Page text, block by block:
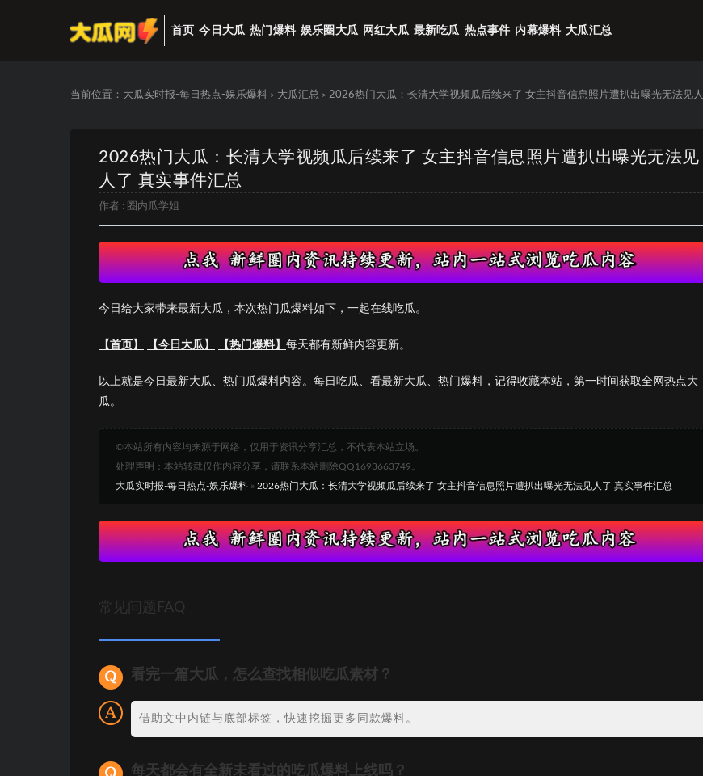
首页 今日大瓜 热门爆料 娱乐圈大瓜 网红大瓜 最新吃瓜 热点事件 内幕爆料 大瓜汇总
当前位置： 大瓜实时报-每日热点-娱乐爆料 > 大瓜汇总 > 2026热门大瓜：长清大学视频瓜后续来了 女主抖音信息照片遭扒出曝光无法见
2026热门大瓜：长清大学视频瓜后续来了 女主抖音信息照片遭扒出曝光无法见
人了 真实事件汇总
作者 : 圈内瓜学姐
今日给大家带来最新大瓜，本次热门瓜爆料如下，一起在线吃瓜。
【首页】 【今日大瓜】 【热门爆料】 每天都有新鲜内容更新。
以上就是今日最新大瓜、热门瓜爆料内容。每日吃瓜、看最新大瓜、热门爆料，记得收藏本站，第一时间获取全网热点大
瓜。
©本站所有内容均来源于网络，仅用于资讯分享汇总，不代表本站立场。
处理声明：本站转载仅作内容分享，请联系本站删除QQ1693663749。
大瓜实时报-每日热点-娱乐爆料 » 2026热门大瓜：长清大学视频瓜后续来了 女主抖音信息照片遭扒出曝光无法见人了 真实事件汇总
常见问题FAQ
看完一篇大瓜，怎么查找相似吃瓜素材？
借助文中内链与底部标签，快速挖掘更多同款爆料。
每天都会有全新未看过的吃瓜爆料上线吗？